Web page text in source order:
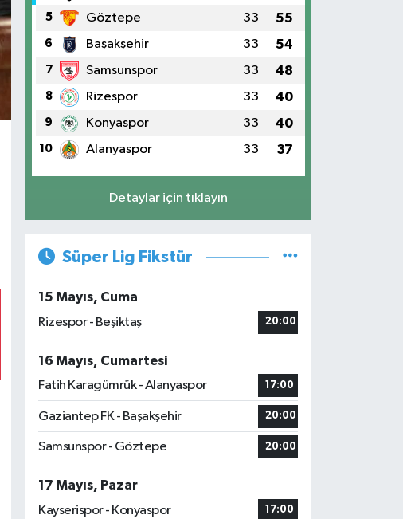
5 Göztepe 33 55
6 Başakşehir 33 54
7 Samsunspor 33 48
8 Rizespor 33 40
9 Konyaspor 33 40
10 Alanyaspor 33 37
Detaylar için tıklayın
Süper Lig Fikstür
15 Mayıs, Cuma
Rizespor - Beşiktaş
20:00
16 Mayıs, Cumartesi
Fatih Karagümrük - Alanyaspor
17:00
Gaziantep FK - Başakşehir 20:00
Samsunspor - Göztepe 20:00
17 Mayıs, Pazar
Kayserispor - Konyaspor
17:00